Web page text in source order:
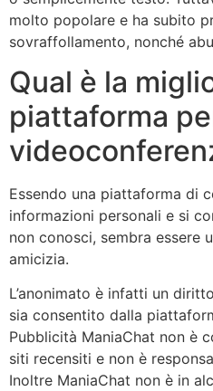
molto popolare e ha subito
sovraffollamento, nonché
Qual è la
piattaforma
Essendo una piattaforma di
informazioni personali e si
non conosci, sembra essere
amicizia.
L’anonimato è infatti un
sia consentito dalla
Pubblicità ManiaChat non è
siti recensiti e non è
Inoltre ManiaChat non è in